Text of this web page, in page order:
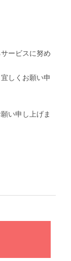
ービスに努め
しくお願い申
い申し上げま